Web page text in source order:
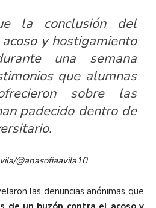
la conclusión del
y hostigamiento
una semana
que alumnas
sobre las
padecido dentro de
@anasofiaavila10
las denuncias anónimas que